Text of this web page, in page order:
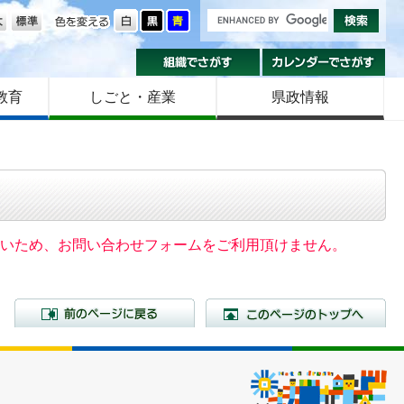
色を変える
大きさ
組織でさがす
育 しごと・産業 県政情報
ため、お問い合わせフォームをご利用頂けません。
前のページに戻る